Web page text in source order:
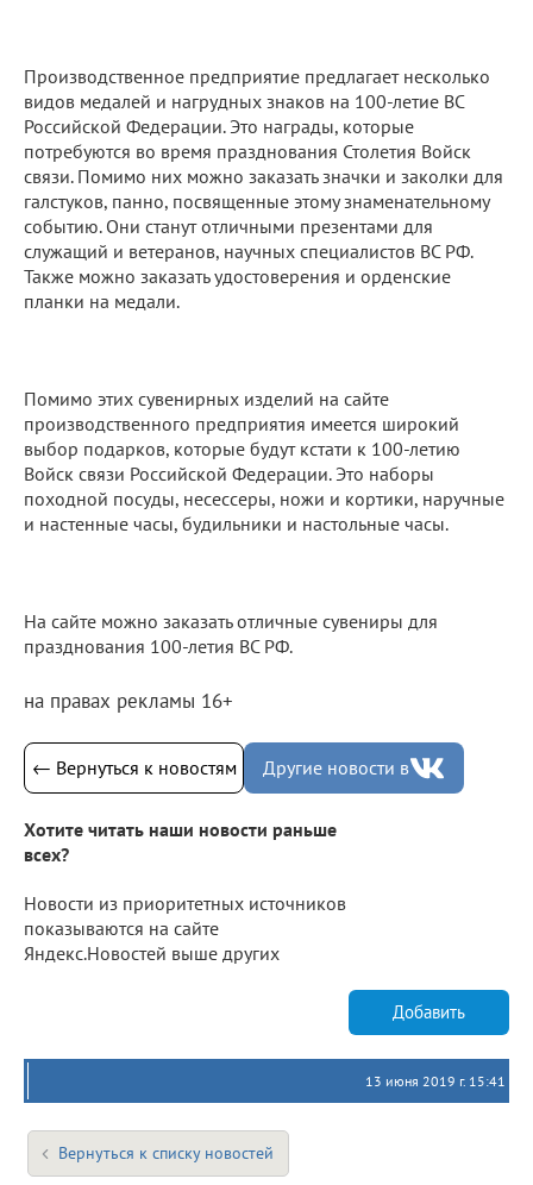
Производственное предприятие предлагает несколько
видов медалей и нагрудных знаков на 100-летие ВС
Российской Федерации. Это награды, которые
потребуются во время празднования Столетия Войск
связи. Помимо них можно заказать значки и заколки для
галстуков, панно, посвященные этому знаменательному
событию. Они станут отличными презентами для
служащий и ветеранов, научных специалистов ВС РФ.
Также можно заказать удостоверения и орденские
планки на медали.
Помимо этих сувенирных изделий на сайте
производственного предприятия имеется широкий
выбор подарков, которые будут кстати к 100-летию
Войск связи Российской Федерации. Это наборы
походной посуды, несессеры, ножи и кортики, наручные
и настенные часы, будильники и настольные часы.
На сайте можно заказать отличные сувениры для
празднования 100-летия ВС РФ.
на правах рекламы 16+
← Вернуться к новостям Другие новости в
Хотите читать наши новости раньше
всех?
Новости из приоритетных источников
показываются на сайте
Яндекс.Новостей выше других
Добавить
13 июня 2019 г. 15:41
Вернуться к списку новостей